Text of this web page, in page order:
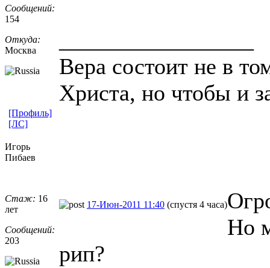
Сообщений:
154
Откуда:
Москва
Вера состоит не в
Христа, но чтобы и
[Профиль]
[ЛС]
Игорь
Пибаев
Стаж: 16
лет
Сообщений:
203
17-Июн-2011 11:40 (спустя 4 часа)
Но
рип?